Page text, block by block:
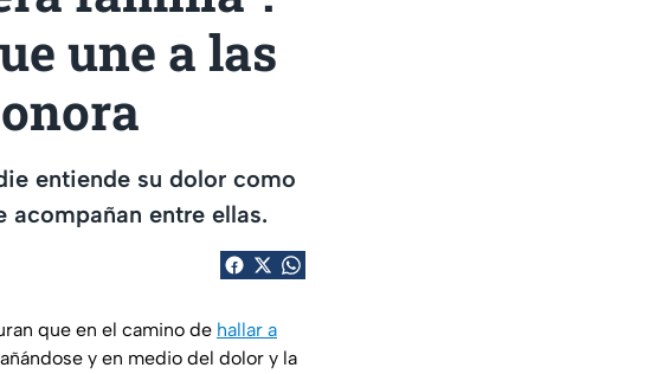
une a las
entiende su dolor como
entre ellas.
que en el camino de hallar a
y en medio del dolor y la